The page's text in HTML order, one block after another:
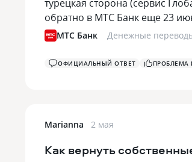
турецкая сторона (сервис
обратно в МТС Банк еще 23
МТС Банк Денежные
ОФИЦИАЛЬНЫЙ ОТВЕТ ПРОБЛЕМА
Marianna 2 мая
Как вернуть